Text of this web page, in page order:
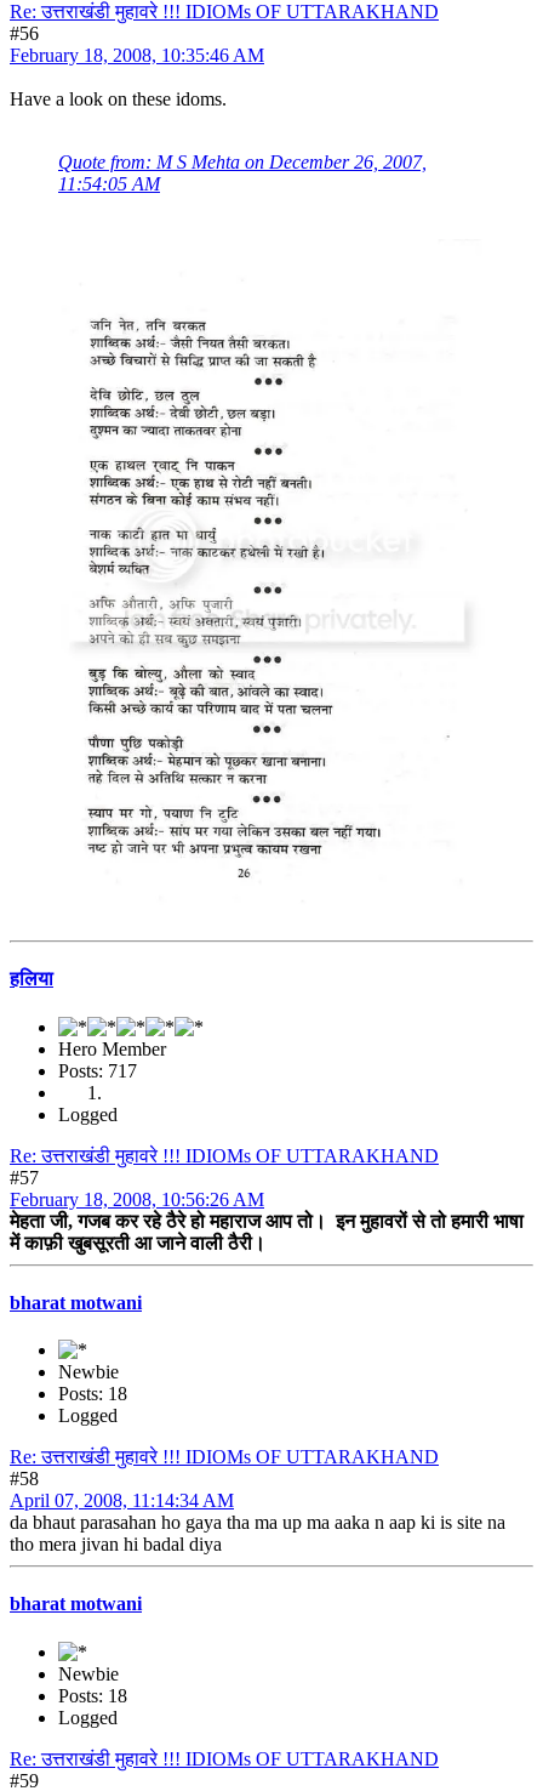
Re: उत्तराखंडी मुहावरे !!! IDIOMs OF UTTARAKHAND
#56
February 18, 2008, 10:35:46 AM
Have a look on these idoms.
Quote from: M S Mehta on December 26, 2007,
11:54:05 AM
हलिया
Hero Member
Posts: 717
Logged
Re: उत्तराखंडी मुहावरे !!! IDIOMs OF UTTARAKHAND
#57
February 18, 2008, 10:56:26 AM
मेहता जी, गजब कर रहे ठैरे हो महाराज आप तो। इन मुहावरों से तो हमारी भाषा
में काफ़ी खुबसूरती आ जाने वाली ठैरी।
bharat motwani
Newbie
Posts: 18
Logged
Re: उत्तराखंडी मुहावरे !!! IDIOMs OF UTTARAKHAND
#58
April 07, 2008, 11:14:34 AM
da bhaut parasahan ho gaya tha ma up ma aaka n aap ki is site na
tho mera jivan hi badal diya
bharat motwani
Newbie
Posts: 18
Logged
Re: उत्तराखंडी मुहावरे !!! IDIOMs OF UTTARAKHAND
#59